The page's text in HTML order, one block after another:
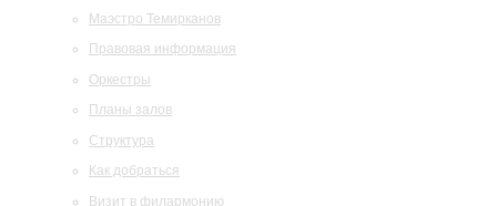
Маэстро Темирканов
Правовая информация
Оркестры
Планы залов
Структура
Как добраться
Визит в филармонию